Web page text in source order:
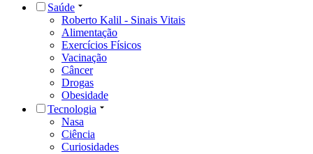
Saúde
Roberto Kalil - Sinais Vitais
Alimentação
Exercícios Físicos
Vacinação
Câncer
Drogas
Obesidade
Tecnologia
Nasa
Ciência
Curiosidades